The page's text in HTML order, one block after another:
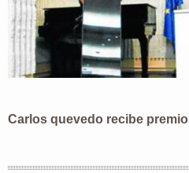
Carlos quevedo recibe premio